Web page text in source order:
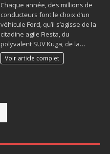
Chaque année, des millions de
conducteurs font le choix d’un
véhicule Ford, qu’il s’agisse de la
citadine agile Fiesta, du
polyvalent SUV Kuga, de la…
Voir article complet